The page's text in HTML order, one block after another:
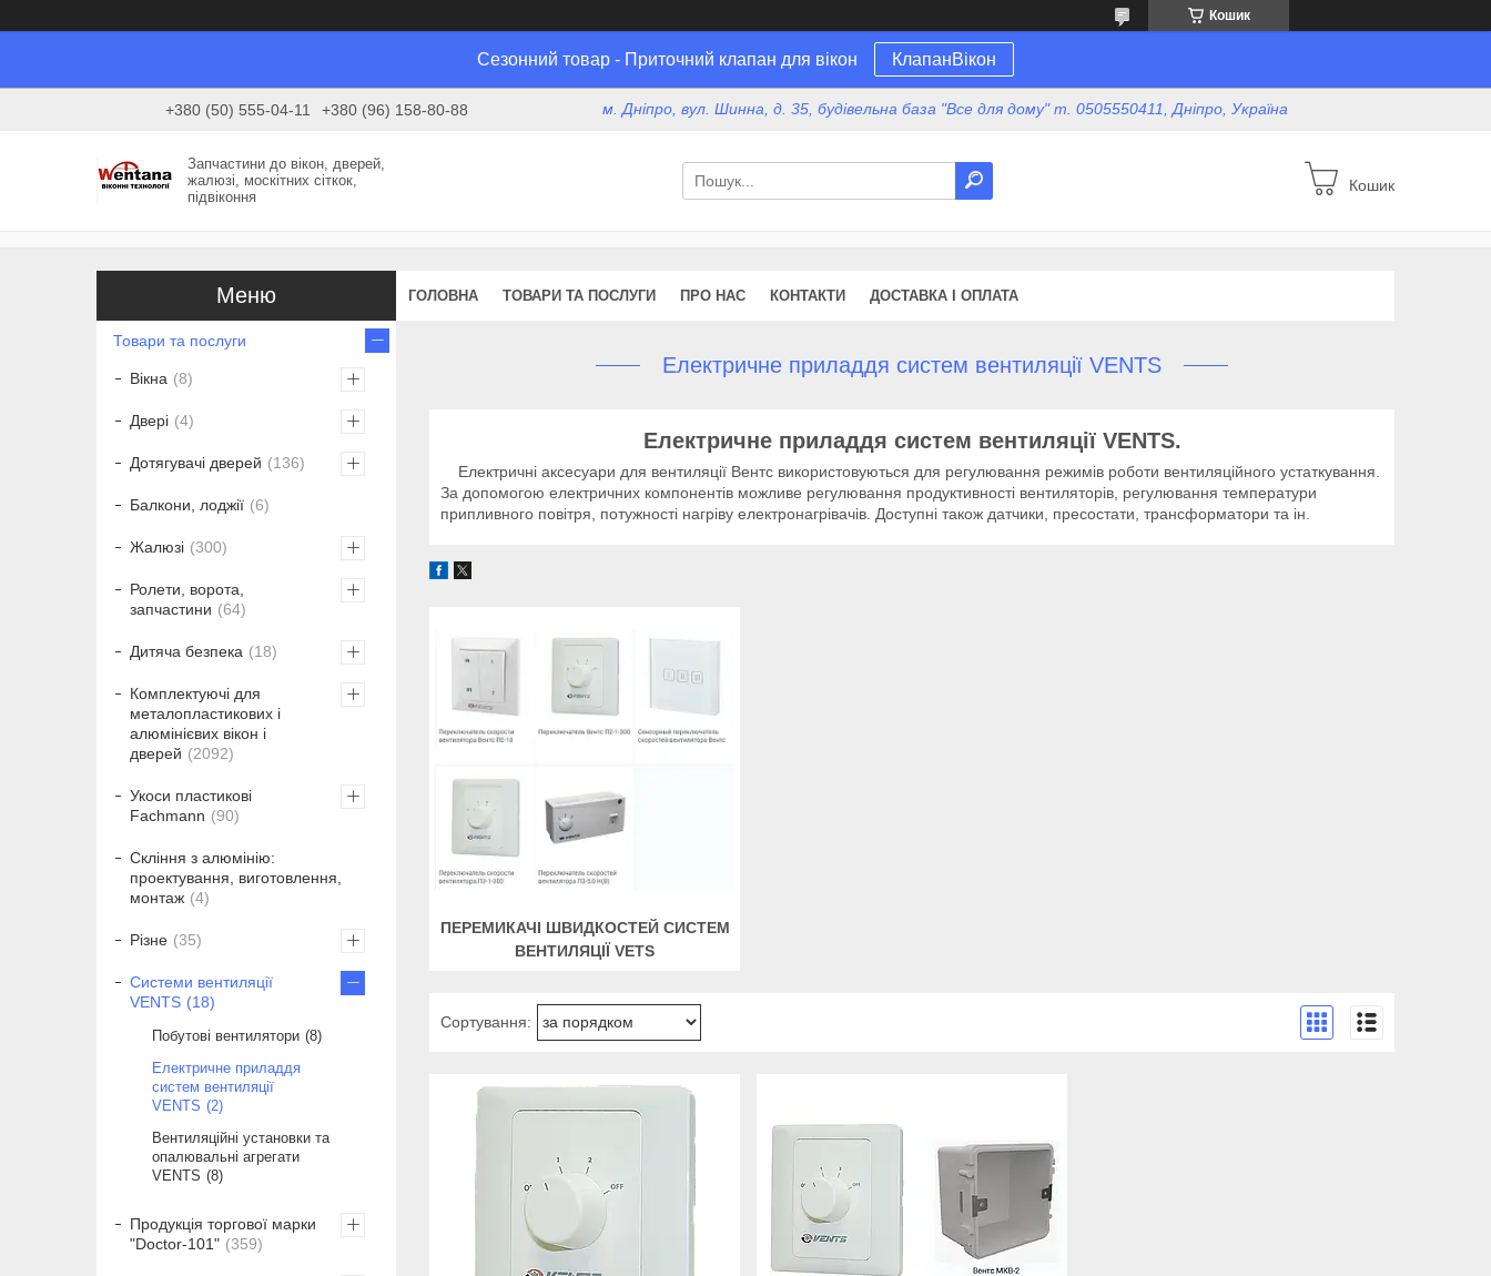
Кошик
Сезонний товар - Приточний клапан для вікон КлапанВікон
+380 (50) 555-04-11 +380 (96) 158-80-88 м. Дніпро, вул. Шинна, д. 35, будівельна база "Все для дому" т. 0505550411, Дніпро, Україна
Запчастини до вікон, дверей,
жалюзі, москітних сіткок,
підвіконня
Кошик
ГОЛОВНА ТОВАРИ ТА ПОСЛУГИ ПРО НАС КОНТАКТИ ДОСТАВКА І ОПЛАТА
Електричне приладдя систем вентиляції VENTS
Електричне приладдя систем вентиляції VENTS.
Електричні аксесуари для вентиляції Вентс використовуються для регулювання режимів роботи вентиляційного устаткування.
За допомогою електричних компонентів можливе регулювання продуктивності вентиляторів, регулювання температури
припливного повітря, потужності нагріву електронагрівачів. Доступні також датчики, пресостати, трансформатори та ін.
ПЕРЕМИКАЧІ ШВИДКОСТЕЙ СИСТЕМ
ВЕНТИЛЯЦІЇ VETS
Товари та послуги
Вікна 8
Двері 4
Дотягувачі дверей 136
Балкони, лоджії 6
Жалюзі 300
Ролети, ворота,
запчастини
64
Дитяча безпека 18
Комплектуючі для
металопластикових і
алюмінієвих вікон і
дверей
2092
Укоси пластикові
Fachmann
90
Скління з алюмінію:
проектування, виготовлення,
монтаж
4
Різне 35
Системи вентиляції
VENTS
18
Побутові вентилятори 8
Електричне приладдя
систем вентиляції
VENTS
2
Вентиляційні установки та
опалювальні агрегати
VENTS
8
Продукція торгової марки
"Doctor-101"
359